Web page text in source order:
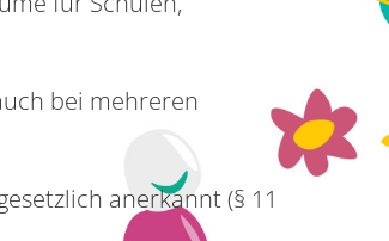
bei mehreren
anerkannt (§ 11